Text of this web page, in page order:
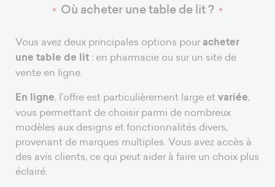
Où acheter une table de lit ?
Vous avez deux principales options pour acheter
une table de lit : en pharmacie ou sur un site de
vente en ligne.
En ligne, l’offre est particulièrement large etvariée,
vous permettant de choisir parmi de nombreux
modèles aux designs et fonctionnalités divers,
provenant de marques multiples. Vous avez accès à
des avis clients, ce qui peut aider à faire un choix plus
éclairé.